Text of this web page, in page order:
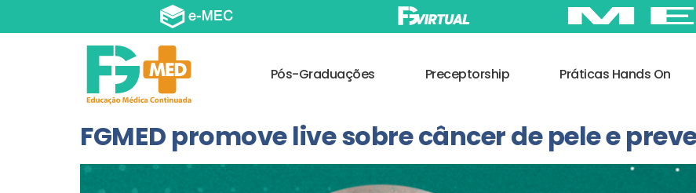
Pós-Graduações Preceptorship Práticas Hands On
FGMED promove live sobre câncer de pele e